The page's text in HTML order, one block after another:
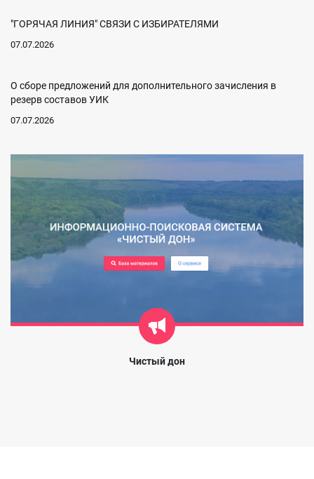
"ГОРЯЧАЯ ЛИНИЯ" СВЯЗИ С ИЗБИРАТЕЛЯМИ
07.07.2026
О сборе предложений для дополнительного зачисления в
резерв составов УИК
07.07.2026
Чистый дон